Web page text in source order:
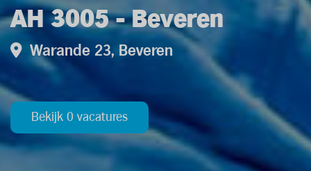
AH 3005 - Beveren
Warande 23, Beveren
Bekijk 0 vacatures